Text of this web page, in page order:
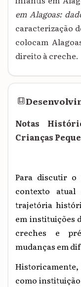
em Alagoas:
caracterização
colocam
direito à creche.
Notas
Crianças
Para discutir
contexto atual
trajetória
em instituições
creches e
mudanças em
Historicamente,
como